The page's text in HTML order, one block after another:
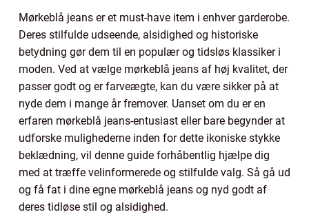
Mørkeblå jeans er et must-have item i enhver garderobe.
Deres stilfulde udseende, alsidighed og historiske
betydning gør dem til en populær og tidsløs klassiker i
moden. Ved at vælge mørkeblå jeans af høj kvalitet, der
passer godt og er farveægte, kan du være sikker på at
nyde dem i mange år fremover. Uanset om du er en
erfaren mørkeblå jeans-entusiast eller bare begynder at
udforske mulighederne inden for dette ikoniske stykke
beklædning, vil denne guide forhåbentlig hjælpe dig
med at træffe velinformerede og stilfulde valg. Så gå ud
og få fat i dine egne mørkeblå jeans og nyd godt af
deres tidløse stil og alsidighed.